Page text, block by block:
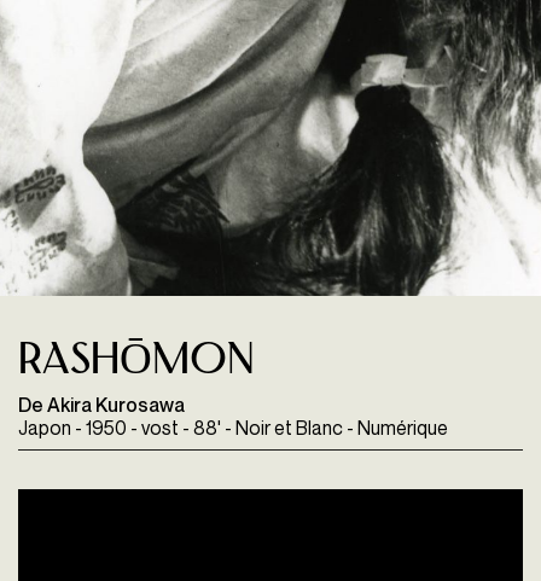
RASHŌMON
De Akira Kurosawa
Japon - 1950 - vost - 88' - Noir et Blanc - Numérique